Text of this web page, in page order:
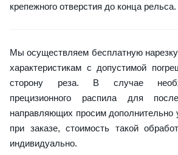
крепежного отверстия до конца рельса.
Мы осуществляем бесплатную
характеристикам с допустимой
сторону реза. В случае
прецизионного распила для
направляющих просим дополнительно
при заказе, стоимость такой
индивидуально.